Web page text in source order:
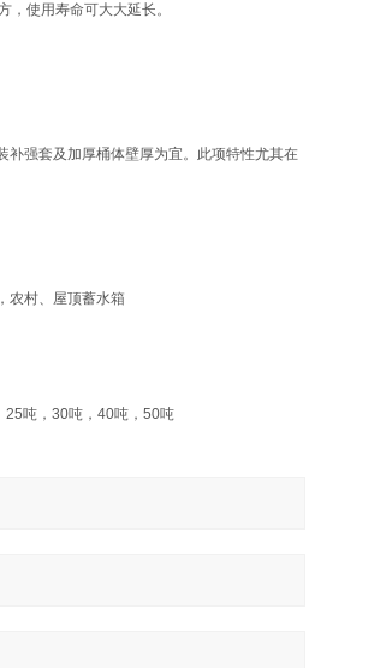
使用寿命可大大延长。
补强套及加厚桶体壁厚为宜。此项特性尤其在
农村、屋顶蓄水箱
25吨， 30吨， 40吨， 50吨